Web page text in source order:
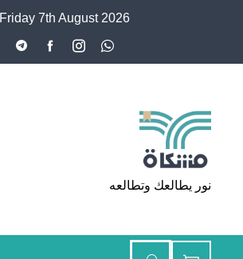
Friday 7th August 2026
مشكاة
نور يطالعك وتطالعه